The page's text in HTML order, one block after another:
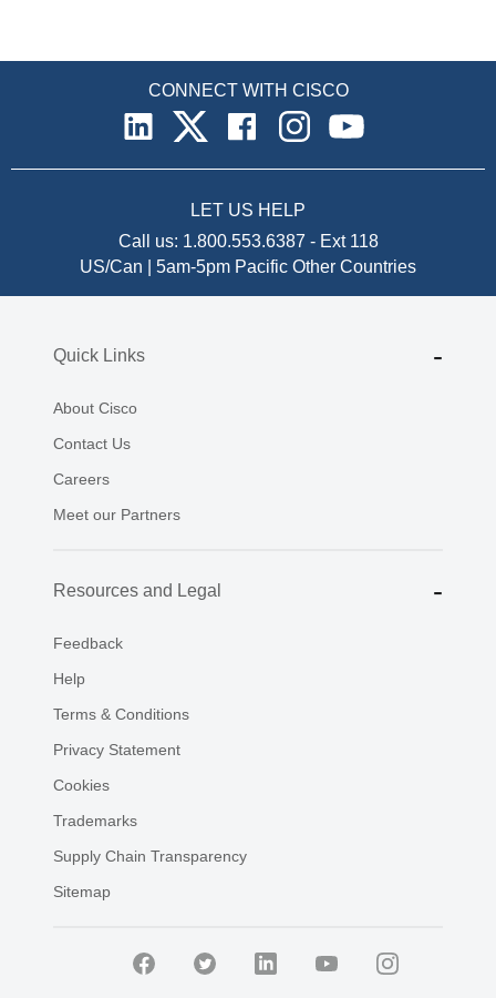
CONNECT WITH CISCO
LET US HELP
Call us: 1.800.553.6387 - Ext 118
US/Can | 5am-5pm Pacific Other Countries